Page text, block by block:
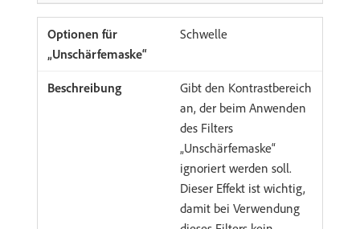
Schwelle
Gibt den Kontrastbereich
an, der beim Anwenden
des Filters
„Unschärfemaske“
ignoriert werden soll.
Dieser Effekt ist wichtig,
damit bei Verwendung